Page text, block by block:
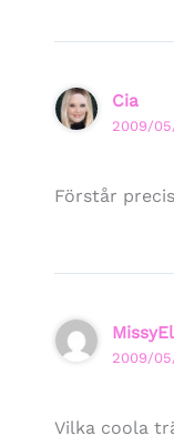
Cia
2009/
Förstår
2009/
Vilka coola